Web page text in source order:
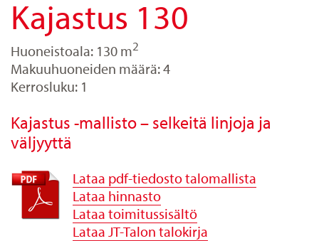
Kajastus 130
Huoneistoala: 130 m2
Makuuhuoneiden määrä: 4
Kerrosluku: 1
Kajastus -mallisto – selkeitä linjoja ja
väljyyttä
Lataa pdf-tiedosto talomallista
Lataa hinnasto
Lataa toimitussisältö
Lataa JT-Talon talokirja